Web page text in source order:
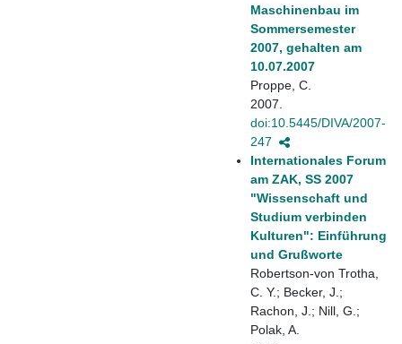
Maschinenbau im
Sommersemester
2007, gehalten am
10.07.2007
Proppe, C.
2007.
doi:10.5445/DIVA/2007-
247
Internationales Forum
am ZAK, SS 2007
"Wissenschaft und
Studium verbinden
Kulturen": Einführung
und Grußworte
Robertson-von Trotha,
C. Y.; Becker, J.;
Rachon, J.; Nill, G.;
Polak, A.